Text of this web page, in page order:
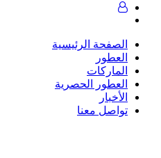
الصفحة الرئيسية
العطور
الماركات
العطور الحصرية
الأخبار
تواصل معنا